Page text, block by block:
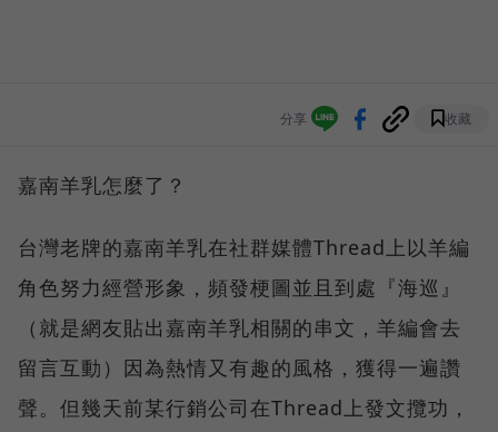
分享 收藏
嘉南羊乳怎麼了？
台灣老牌的嘉南羊乳在社群媒體Thread上以羊編
角色努力經營形象，頻發梗圖並且到處『海巡』
（就是網友貼出嘉南羊乳相關的串文，羊編會去
留言互動）因為熱情又有趣的風格，獲得一遍讚
聲。但幾天前某行銷公司在Thread上發文攬功，